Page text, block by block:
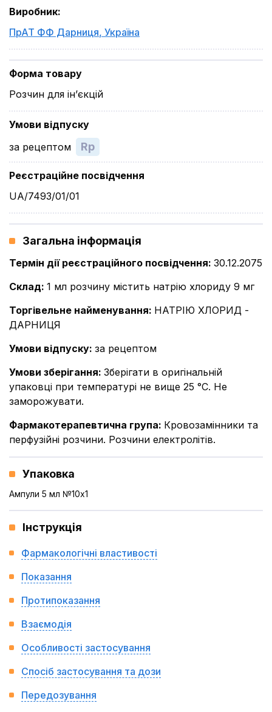
Виробник:
ПрАТ ФФ Дарниця, Україна
Форма товару
Розчин для ін’єкцій
Умови відпуску
за рецептом
Rp
Реєстраційне посвідчення
UA/7493/01/01
Загальна інформація
Термін дії реєстраційного посвідчення: 30.12.2075
Склад: 1 мл розчину містить натрію хлориду 9 мг
Торгівельне найменування: НАТРІЮ ХЛОРИД -
ДАРНИЦЯ
Умови відпуску: за рецептом
Умови зберігання: Зберігати в оригінальній
упаковці при температурі не вище 25 °С. Не
заморожувати.
Фармакотерапевтична група: Кровозамінники та
перфузійні розчини. Розчини електролітів.
Упаковка
Ампули 5 мл №10x1
Інструкція
Фармакологічні властивості
Показання
Протипоказання
Взаємодія
Особливості застосування
Спосіб застосування та дози
Передозування